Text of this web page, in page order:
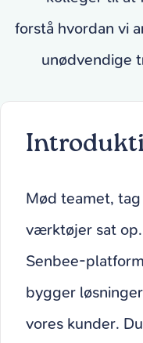
forstå hvordan vi
unødvendige
Mød teamet,
værktøjer sat
Senbee-
bygger
vores kunder.